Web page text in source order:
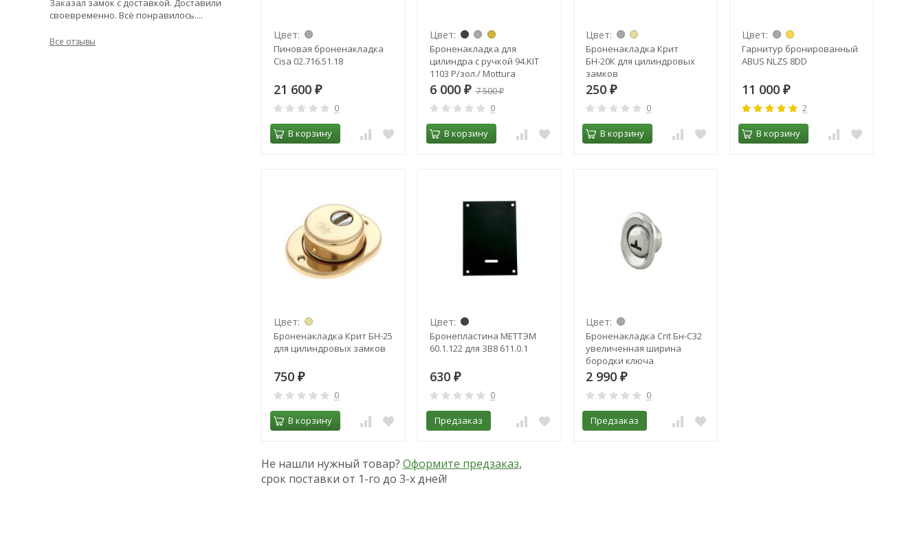
Цвет:
Пиновая броненакладка
Cisa 02.716.51.18
21 600 ₽
0
В корзину
Цвет:
Броненакладка для
цилиндра с ручкой 94.KIT
1103 Р/зол./ Mottura
6 000 ₽ 7 500₽
0
В корзину
Цвет:
Броненакладка Крит
БН-20К для цилиндровых
замков
250 ₽
0
В корзину
Цвет:
Гарнитур бронированный
ABUS NLZS 8DD
11 000 ₽
2
В корзину
Цвет:
Броненакладка Крит БН-25
для цилиндровых замков
750 ₽
0
В корзину
Цвет:
Бронепластина МЕТТЭМ
60.1.122 для ЗВ8 611.0.1
630 ₽
0
Предзаказ
Цвет:
Броненакладка Crit Бн-С32
увеличенная ширина
бородки ключа
2 990 ₽
0
Предзаказ
Не нашли нужный товар? Оформите предзаказ,
срок поставки от 1-го до 3-х дней!
Заказал замок с доставкой. Доставили
своевременно. Всё понравилось....
Все отзывы